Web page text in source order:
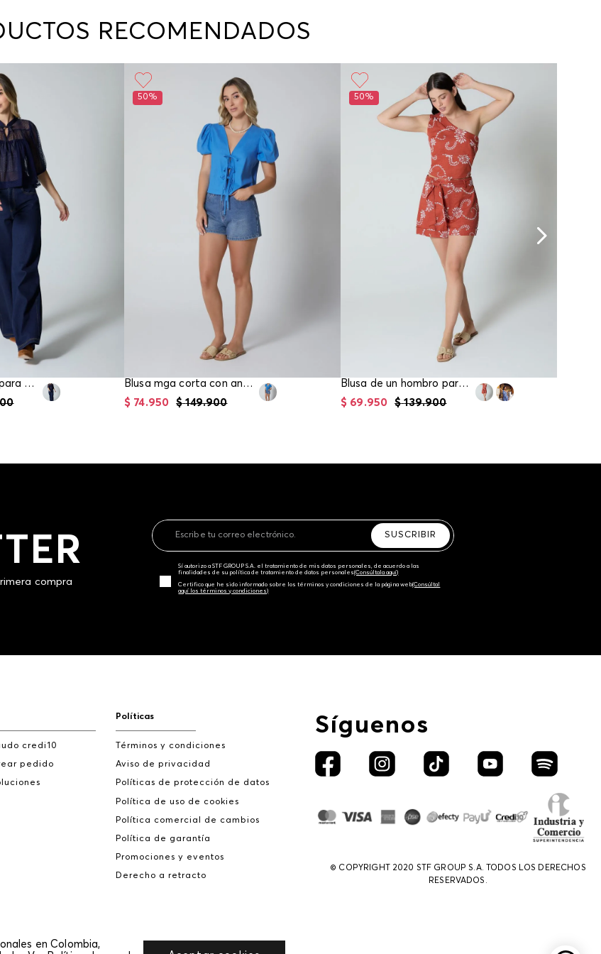
programará la recogida del producto en la dirección
RECOMENDADOS
Blusa con boleros para mujer
50%
Blusa mga corta con anudado en frente
$ 149.900
$ 74.950
50%
Blusa de un hombro para mujer
$ 139.900
$ 69.950
compra
SUSCRIBIR
Sí autorizo a STF GROUP S.A. el tratamiento de mis datos personales, de acuerdo a las
finalidades de su política de tratamiento de datos personales‎(Consúltala aquí)
Certifico que he sido informado sobre los términos y condiciones de la página web‎(Consúltal
aquí los términos y condiciones)
Síguenos
© COPYRIGHT 2020 STF GROUP S.A. TODOS LOS DERECHOS
RESERVADOS.
credi10
pedido
Políticas
Términos y condiciones
Aviso de privacidad
Políticas de protección de datos
Política de uso de cookies
Política comercial de cambios
Política de garantía
Promociones y eventos
Derecho a retracto
en Colombia,